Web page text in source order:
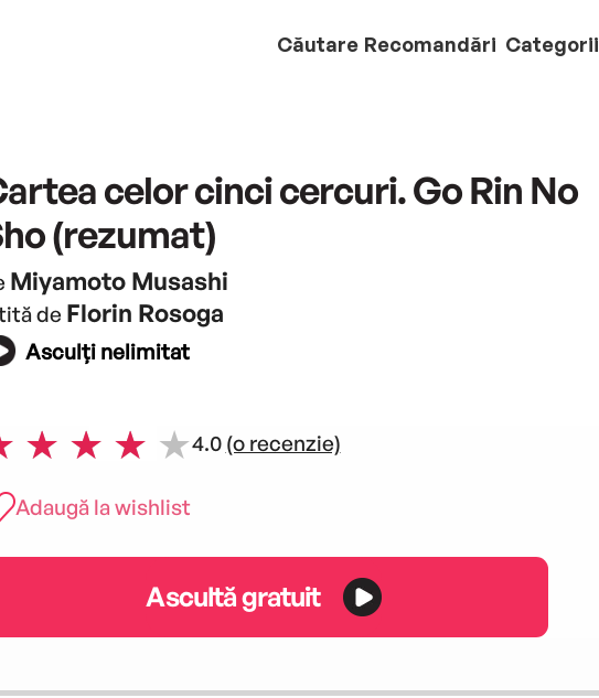
Căutare Recomandări Categorii
celor cinci cercuri. Go Rin No
(rezumat)
Miyamoto Musashi
de Florin Rosoga
Asculți nelimitat
4.0 (o recenzie)
Adaugă la wishlist
Ascultă gratuit